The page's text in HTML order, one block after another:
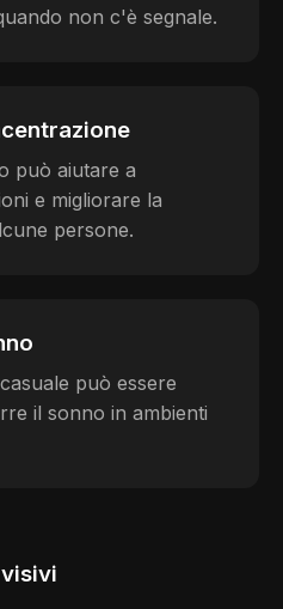
non c'è segnale.
può aiutare a
e migliorare la
persone.
può essere
il sonno in ambienti